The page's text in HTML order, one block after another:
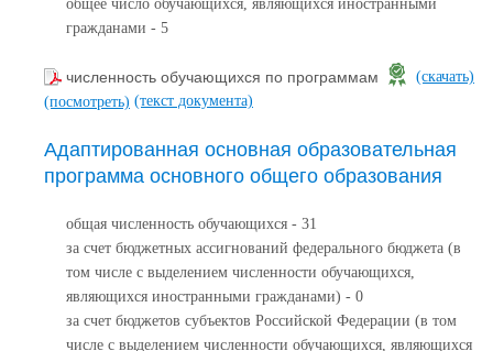
общее число обучающихся, являющихся иностранными
гражданами - 5
численность обучающихся по программам
(скачать)
(посмотреть) (текст документа)
Адаптированная основная образовательная
программа основного общего образования
общая численность обучающихся - 31
за счет бюджетных ассигнований федерального бюджета (в
том числе с выделением численности обучающихся,
являющихся иностранными гражданами) - 0
за счет бюджетов субъектов Российской Федерации (в том
числе с выделением численности обучающихся, являющихся